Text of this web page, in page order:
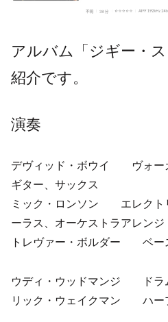
アルバム「ジギー・
紹介です。
演奏
デヴィッド・ボウイ ヴォー
ギター、サックス
ミック・ロンソン エレクト
ーラス、オーケストラアレンジ
トレヴァー・ボルダー ベー
ウディ・ウッドマンジ ドラ
リック・ウェイクマン ハー